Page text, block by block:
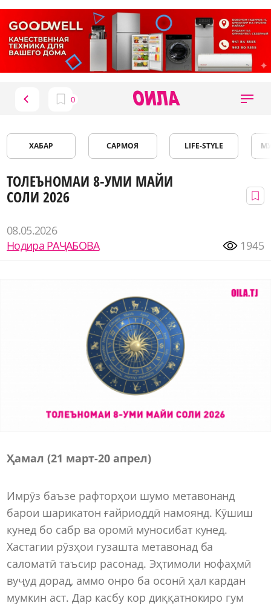
ХАБАР САРМОЯ LIFE-STYLE
ТОЛЕЪНОМАИ 8-УМИ МАЙИ
СОЛИ 2026
08.05.2026
Нодира РАҶАБОВА
1945
Ҳамал (21 март-20 апрел)
Имрӯз баъзе рафторҳои шумо метавонанд
барои шарикатон ғайриоддӣ намоянд. Кӯшиш
кунед бо сабр ва оромӣ муносибат кунед.
Хастагии рӯзҳои гузашта метавонад ба
саломатӣ таъсир расонад. Эҳтимоли нофаҳмӣ
вуҷуд дорад, аммо онро ба осонӣ ҳал кардан
мумкин аст. Дар касбу кор диққатнокиро гум